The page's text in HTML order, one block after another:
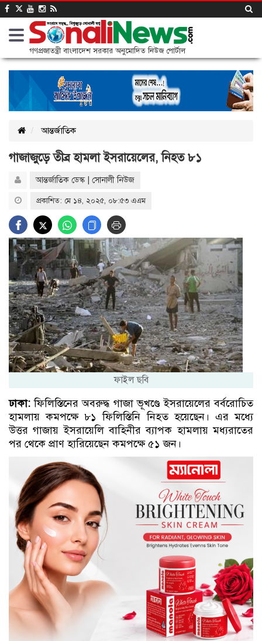
গণপ্রজাতন্ত্রী বাংলাদেশ সরকার অনুমোদিত নিউজ পোর্টাল
আন্তর্জাতিক
গাজাজুড়ে তীব্র হামলা ইসরায়েলের, নিহত ৮১
আন্তর্জাতিক ডেস্ক | সোনালী নিউজ
প্রকাশিত: মে ১৪, ২০২৫, ০৮:৫৩ এএম
ফাইল ছবি
ঢাকা:ফিলিস্তিনের অবরুদ্ধ গাজা ভূখণ্ডে ইসরায়েলের বর্বরোচিত
হামলায় কমপক্ষে ৮১ ফিলিস্তিনি নিহত হয়েছেন। এর মধ্যে
উত্তর গাজায় ইসরায়েলি বাহিনীর ব্যাপক হামলায় মধ্যরাতের
পর থেকে প্রাণ হারিয়েছেন কমপক্ষে ৫১ জন।